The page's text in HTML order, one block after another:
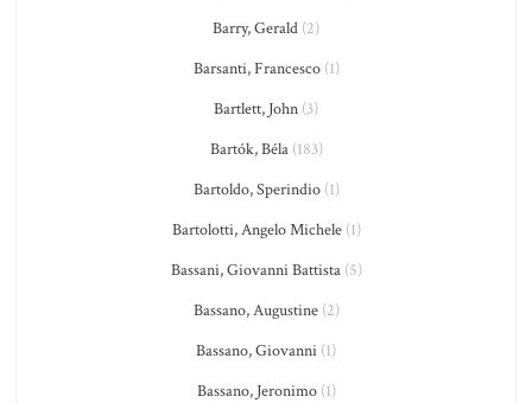
Barry, Gerald (2)
Barsanti, Francesco(1)
Bartlett, John (3)
Bartók, Béla(183)
Bartoldo, Sperindio(1)
Bartolotti, Angelo Michele(1)
Bassani, Giovanni Battista(5)
Bassano, Augustine(2)
Bassano, Giovanni (1)
Bassano, Jeronimo(1)